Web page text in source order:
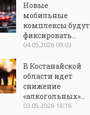
Новые
мобильные
комплексы будут
фиксировать...
04.05.2026 09:03
В Костанайской
области идет
снижение
«алкогольных»...
03.05.2026 16:16